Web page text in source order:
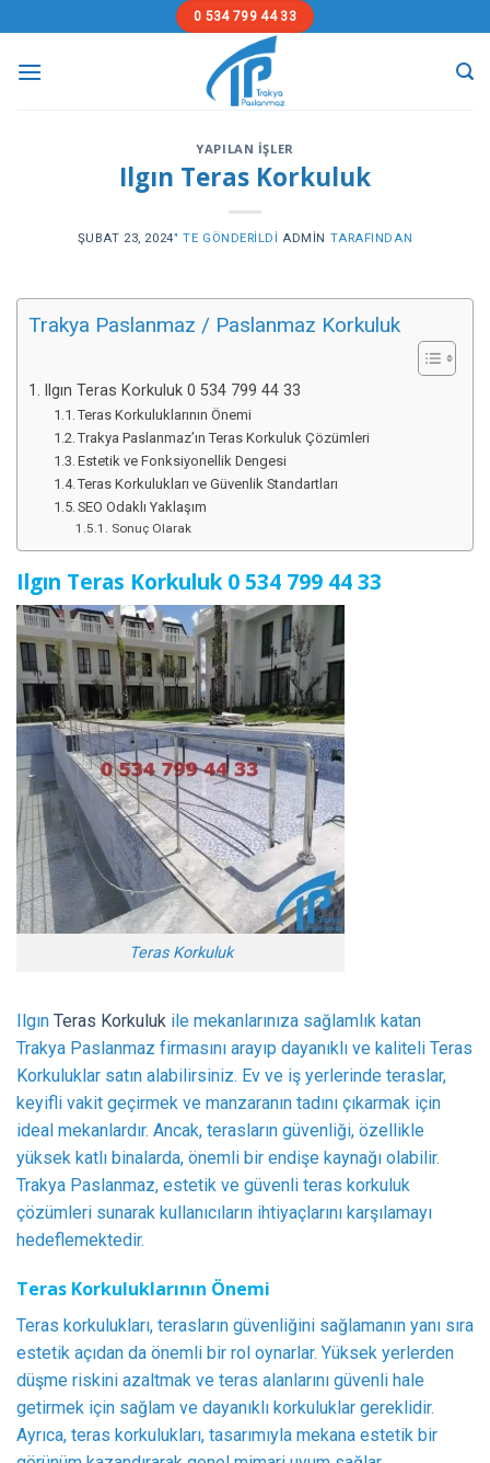
to
content
0 534 799 44 33
YAPILAN İŞLER
Ilgın Teras Korkuluk
ŞUBAT 23, 2024’' TE GÖNDERILDI ADMIN TARAFINDAN
Trakya Paslanmaz / Paslanmaz Korkuluk
Ilgın Teras Korkuluk 0 534 799 44 33
Teras Korkuluklarının Önemi
Trakya Paslanmaz’ın Teras Korkuluk Çözümleri
Estetik ve Fonksiyonellik Dengesi
Teras Korkulukları ve Güvenlik Standartları
SEO Odaklı Yaklaşım
Sonuç Olarak
Ilgın Teras Korkuluk0 534 799 4433
Teras Korkuluk
Ilgın Teras Korkuluk ile mekanlarınıza sağlamlık katan
Trakya Paslanmaz firmasını arayıp dayanıklı ve kaliteli Teras
Korkuluklar satın alabilirsiniz. Ev ve iş yerlerinde teraslar,
keyifli vakit geçirmek ve manzaranın tadını çıkarmak için
ideal mekanlardır. Ancak, terasların güvenliği, özellikle
yüksek katlı binalarda, önemli bir endişe kaynağı olabilir.
Trakya Paslanmaz, estetik ve güvenli teras korkuluk
çözümleri sunarak kullanıcıların ihtiyaçlarını karşılamayı
hedeflemektedir.
Teras Korkuluklarının Önemi
Teras korkulukları, terasların güvenliğini sağlamanın yanı sıra
estetik açıdan da önemli bir rol oynarlar. Yüksek yerlerden
düşme riskini azaltmak ve teras alanlarını güvenli hale
getirmek için sağlam ve dayanıklı korkuluklar gereklidir.
Ayrıca, teras korkulukları, tasarımıyla mekana estetik bir